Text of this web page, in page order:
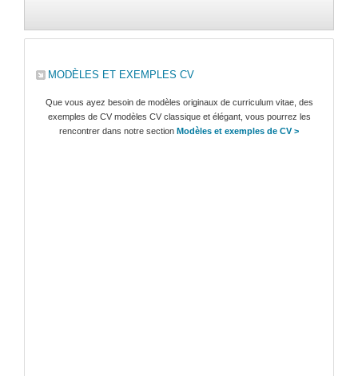
MODÈLES ET EXEMPLES CV
Que vous ayez besoin de modèles originaux de curriculum vitae, des
exemples de CV modèles CV classique et élégant, vous pourrez les
rencontrer dans notre section Modèles et exemples de CV >